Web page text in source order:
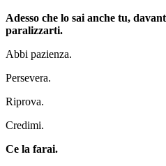
Adesso che lo sai anche tu,
paralizzarti.
Abbi pazienza.
Persevera.
Riprova.
Credimi.
Ce la farai.